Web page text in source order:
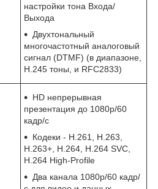
настройки тона Входа/
Выхода
Двухтональный
многочастотный аналоговый
сигнал (DTMF) (в диапазоне,
H.245 тоны, и RFC2833)
HD непрерывная
презентация до 1080p/60
кадр/с
Кодеки - H.261, H.263,
H.263+, H.264, H.264 SVC,
H.264 High-Profile
Два канала 1080p/60 кадр/